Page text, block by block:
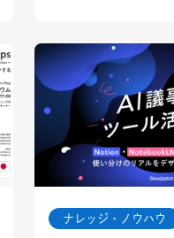
ナレッジ・ノウハウ